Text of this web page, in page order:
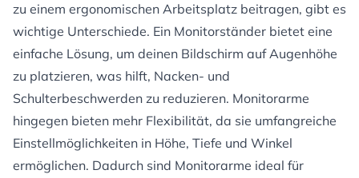
zu einem ergonomischen Arbeitsplatz beitragen, gibt es
wichtige Unterschiede. Ein Monitorständer bietet eine
einfache Lösung, um deinen Bildschirm auf Augenhöhe
zu platzieren, was hilft, Nacken- und
Schulterbeschwerden zu reduzieren. Monitorarme
hingegen bieten mehr Flexibilität, da sie umfangreiche
Einstellmöglichkeiten in Höhe, Tiefe und Winkel
ermöglichen. Dadurch sind Monitorarme ideal für